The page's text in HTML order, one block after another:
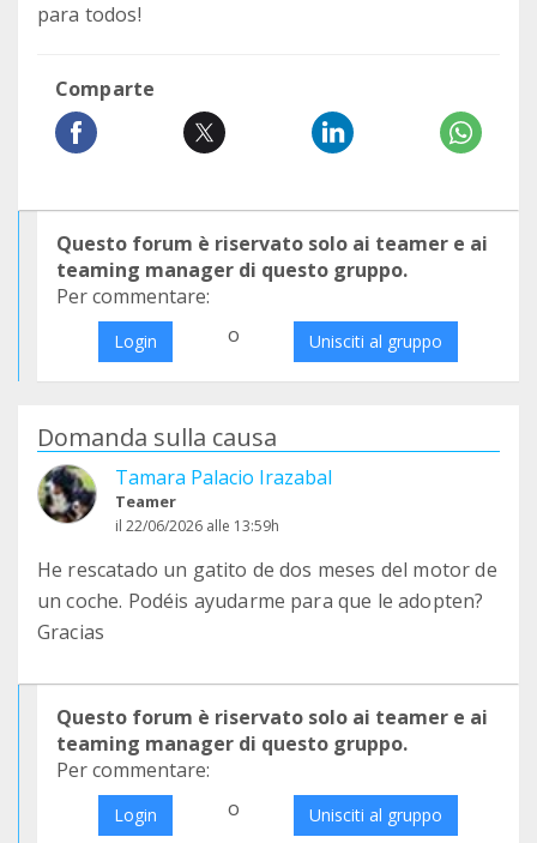
para todos!
Comparte
Questo forum è riservato solo ai teamer e ai
teaming manager di questo gruppo.
Per commentare:
Login o Unisciti al gruppo
Domanda sulla causa
Tamara Palacio Irazabal
Teamer
il 22/06/2026 alle 13:59h
He rescatado un gatito de dos meses del motor de
un coche. Podéis ayudarme para que le adopten?
Gracias
Questo forum è riservato solo ai teamer e ai
teaming manager di questo gruppo.
Per commentare:
Login o Unisciti al gruppo